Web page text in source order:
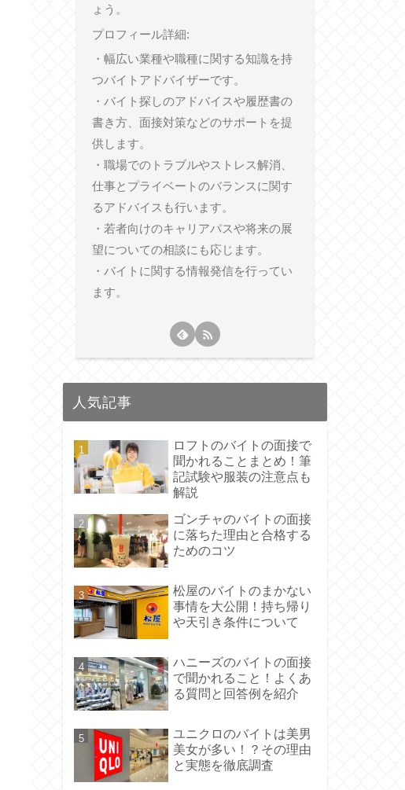
ょう。
プロフィール詳細:
・幅広い業種や職種に関する知識を持
つバイトアドバイザーです。
・バイト探しのアドバイスや履歴書の
書き方、面接対策などのサポートを提
供します。
・職場でのトラブルやストレス解消、
仕事とプライベートのバランスに関す
るアドバイスも行います。
・若者向けのキャリアパスや将来の展
望についての相談にも応じます。
・バイトに関する情報発信を行ってい
ます。
人気記事
ロフトのバイトの面接で
聞かれることまとめ！筆
記試験や服装の注意点も
解説
ゴンチャのバイトの面接
に落ちた理由と合格する
ためのコツ
松屋のバイトのまかない
事情を大公開！持ち帰り
や天引き条件について
ハニーズのバイトの面接
で聞かれること！よくあ
る質問と回答例を紹介
ユニクロのバイトは美男
美女が多い！？その理由
と実態を徹底調査